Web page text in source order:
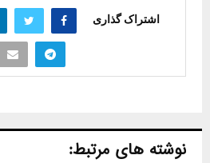
اشتراک گذاری
نوشته های مرتبط: